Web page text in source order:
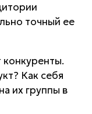
точный ее
Как себя
их группы в